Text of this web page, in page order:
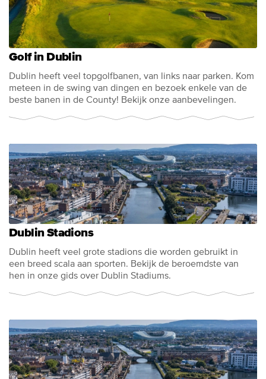
Golf in Dublin
Dublin heeft veel topgolfbanen, van links naar parken. Kom
meteen in de swing van dingen en bezoek enkele van de
beste banen in de County! Bekijk onze aanbevelingen.
Dublin Stadions
Dublin heeft veel grote stadions die worden gebruikt in
een breed scala aan sporten. Bekijk de beroemdste van
hen in onze gids over Dublin Stadiums.